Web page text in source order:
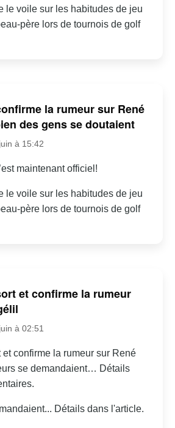
le voile sur les habitudes de jeu
père lors de tournois de golf
la rumeur sur René
des gens se doutaient
à 15:42
maintenant officiel!
le voile sur les habitudes de jeu
père lors de tournois de golf
et confirme la rumeur
à 02:51
et confirme la rumeur sur René
se demandaient… Détails
Détails dans l'article.